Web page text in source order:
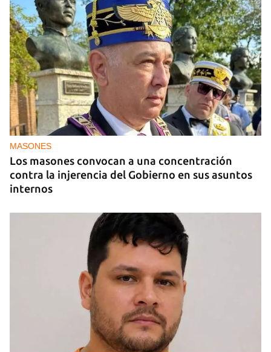
"Fama y Aplausos", el 20 plantas de La Habana
que se ha convertido en un infierno
MASONES
Los masones convocan a una concentración
contra la injerencia del Gobierno en sus asuntos
internos